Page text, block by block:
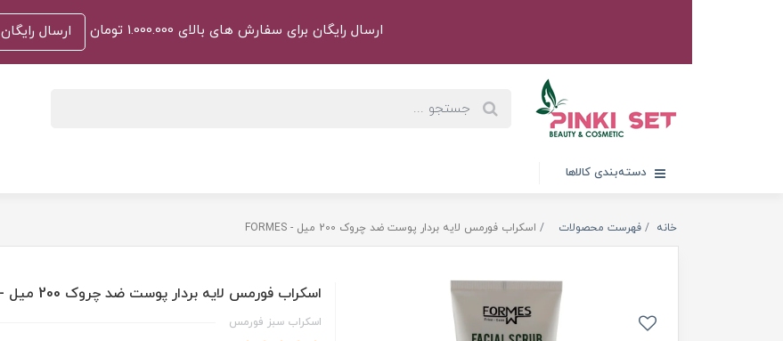
ارسال رایگان برای سفارش های بالای 1.000.000 تومان ارسال رایگان
دسته‌بندی کالاها
خانه فهرست محصولات اسکراب فورمس لایه بردار پوست ضد چروک 200 میل - FORMES
اسکراب فورمس لایه بردار پوست ضد چروک 200 میل - FORMES
اسکراب سبز فورمس